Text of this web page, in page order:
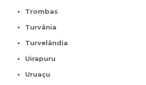
Trombas
Turvânia
Turvelândia
Uirapuru
Uruaçu